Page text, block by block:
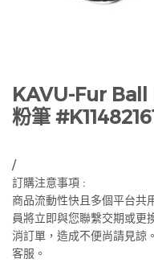
KAVU-Fur Ball
粉筆
/
訂購注意事項 :
商品流動性快且多個平台共
員將立即與您聯繫交期或更
消訂單，造成不便尚請見諒
客服。